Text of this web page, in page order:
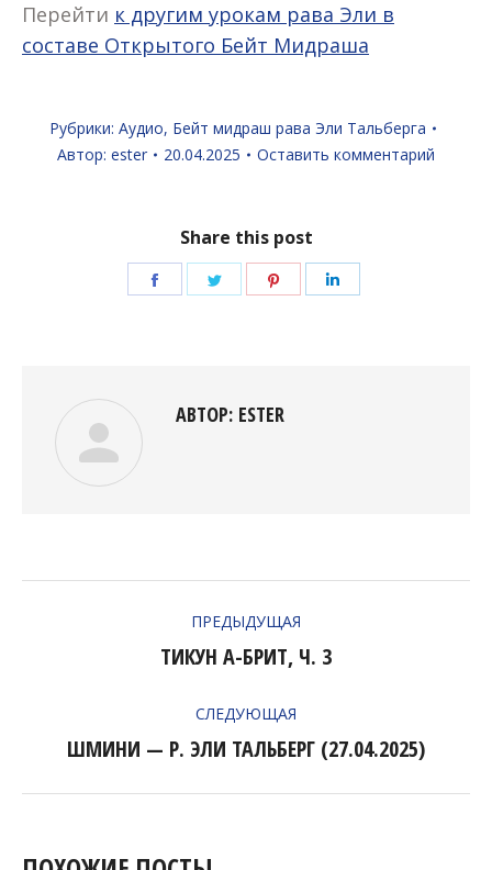
Перейти к другим урокам рава Эли в
составе Открытого Бейт Мидраша
Рубрики: Аудио, Бейт мидраш рава Эли Тальберга
Автор: ester 20.04.2025 Оставить комментарий
Share this post
ПоделитьсяПоделитьсяПоделиться
АВТОР: ESTER
ПРЕДЫДУЩАЯ
Предыдущая
ТИКУН А-БРИТ, Ч. 3
СЛЕДУЮЩАЯ
Следующая
ШМИНИ — Р. ЭЛИ ТАЛЬБЕРГ (27.04.2025)